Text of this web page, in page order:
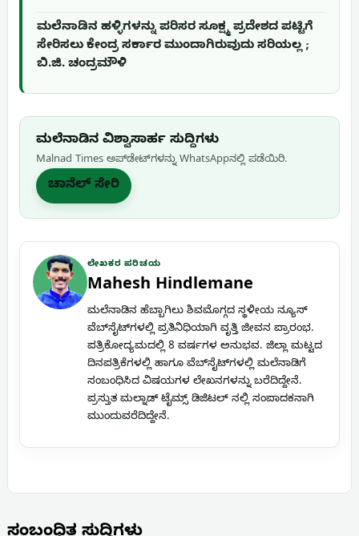
ಮಲೆನಾಡಿನ ಹಳ್ಳಿಗಳನ್ನು ಪರಿಸರ ಸೂಕ್ಷ್ಮ ಪ್ರದೇಶದ ಪಟ್ಟಿಗೆ
ಸೇರಿಸಲು ಕೇಂದ್ರ ಸರ್ಕಾರ ಮುಂದಾಗಿರುವುದು ಸರಿಯಲ್ಲ ;
ಬಿ.ಜಿ. ಚಂದ್ರಮೌಳಿ
ಮಲೆನಾಡಿನ ವಿಶ್ವಾಸಾರ್ಹ ಸುದ್ದಿಗಳು
Malnad Times ಅಪ್‌ಡೇಟ್‌ಗಳನ್ನು WhatsApp‌ನಲ್ಲಿ ಪಡೆಯಿರಿ.
ಚಾನೆಲ್ ಸೇರಿ
ಲೇಖಕರ ಪರಿಚಯ
Mahesh Hindlemane
ಮಲೆನಾಡಿನ ಹೆಬ್ಬಾಗಿಲು ಶಿವಮೊಗ್ಗದ ಸ್ಥಳೀಯ ನ್ಯೂಸ್
ವೆಬ್‌ಸೈಟ್‌ಗಳಲ್ಲಿ ಪ್ರತಿನಿಧಿಯಾಗಿ ವೃತ್ತಿ ಜೀವನ ಪ್ರಾರಂಭ.
ಪತ್ರಿಕೋದ್ಯಮದಲ್ಲಿ 8 ವರ್ಷಗಳ ಅನುಭವ. ಜಿಲ್ಲಾ ಮಟ್ಟದ
ದಿನಪತ್ರಿಕೆಗಳಲ್ಲಿ ಹಾಗೂ ವೆಬ್‌ಸೈಟ್‌ಗಳಲ್ಲಿ ಮಲೆನಾಡಿಗೆ
ಸಂಬಂಧಿಸಿದ ವಿಷಯಗಳ ಲೇಖನಗಳನ್ನು ಬರೆದಿದ್ದೇನೆ.
ಪ್ರಸ್ತುತ ಮಲ್ನಾಡ್ ಟೈಮ್ಸ್ ಡಿಜಿಟಲ್ ನಲ್ಲಿ ಸಂಪಾದಕನಾಗಿ
ಮುಂದುವರೆದಿದ್ದೇನೆ.